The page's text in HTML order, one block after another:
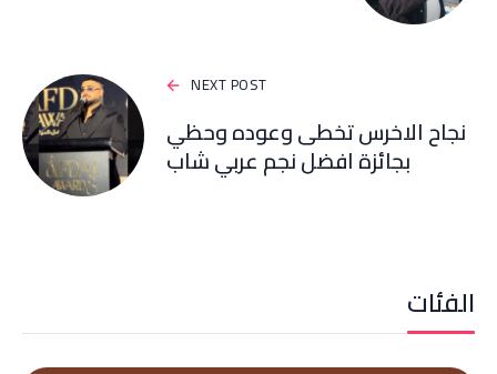
NEXT POST
نجاح الاخرس تخطى وعوده وحظي
بجائزة افضل نجم عربي شاب
الفئات